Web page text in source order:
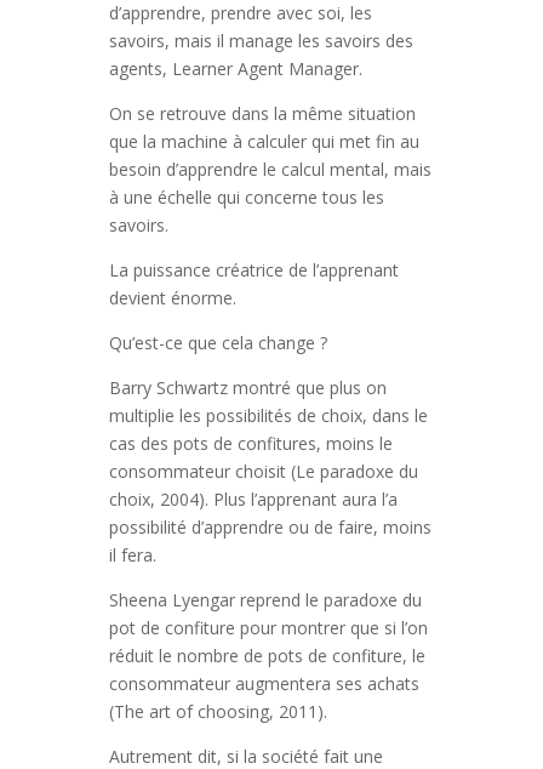
d’apprendre, prendre avec soi, les
savoirs, mais il manage les savoirs des
agents, Learner Agent Manager.
On se retrouve dans la même situation
que la machine à calculer qui met fin au
besoin d’apprendre le calcul mental, mais
à une échelle qui concerne tous les
savoirs.
La puissance créatrice de l’apprenant
devient énorme.
Qu’est-ce que cela change ?
Barry Schwartz montré que plus on
multiplie les possibilités de choix, dans le
cas des pots de confitures, moins le
consommateur choisit (Le paradoxe du
choix, 2004). Plus l’apprenant aura l’a
possibilité d’apprendre ou de faire, moins
il fera.
Sheena Lyengar reprend le paradoxe du
pot de confiture pour montrer que si l’on
réduit le nombre de pots de confiture, le
consommateur augmentera ses achats
(The art of choosing, 2011).
Autrement dit, si la société fait une